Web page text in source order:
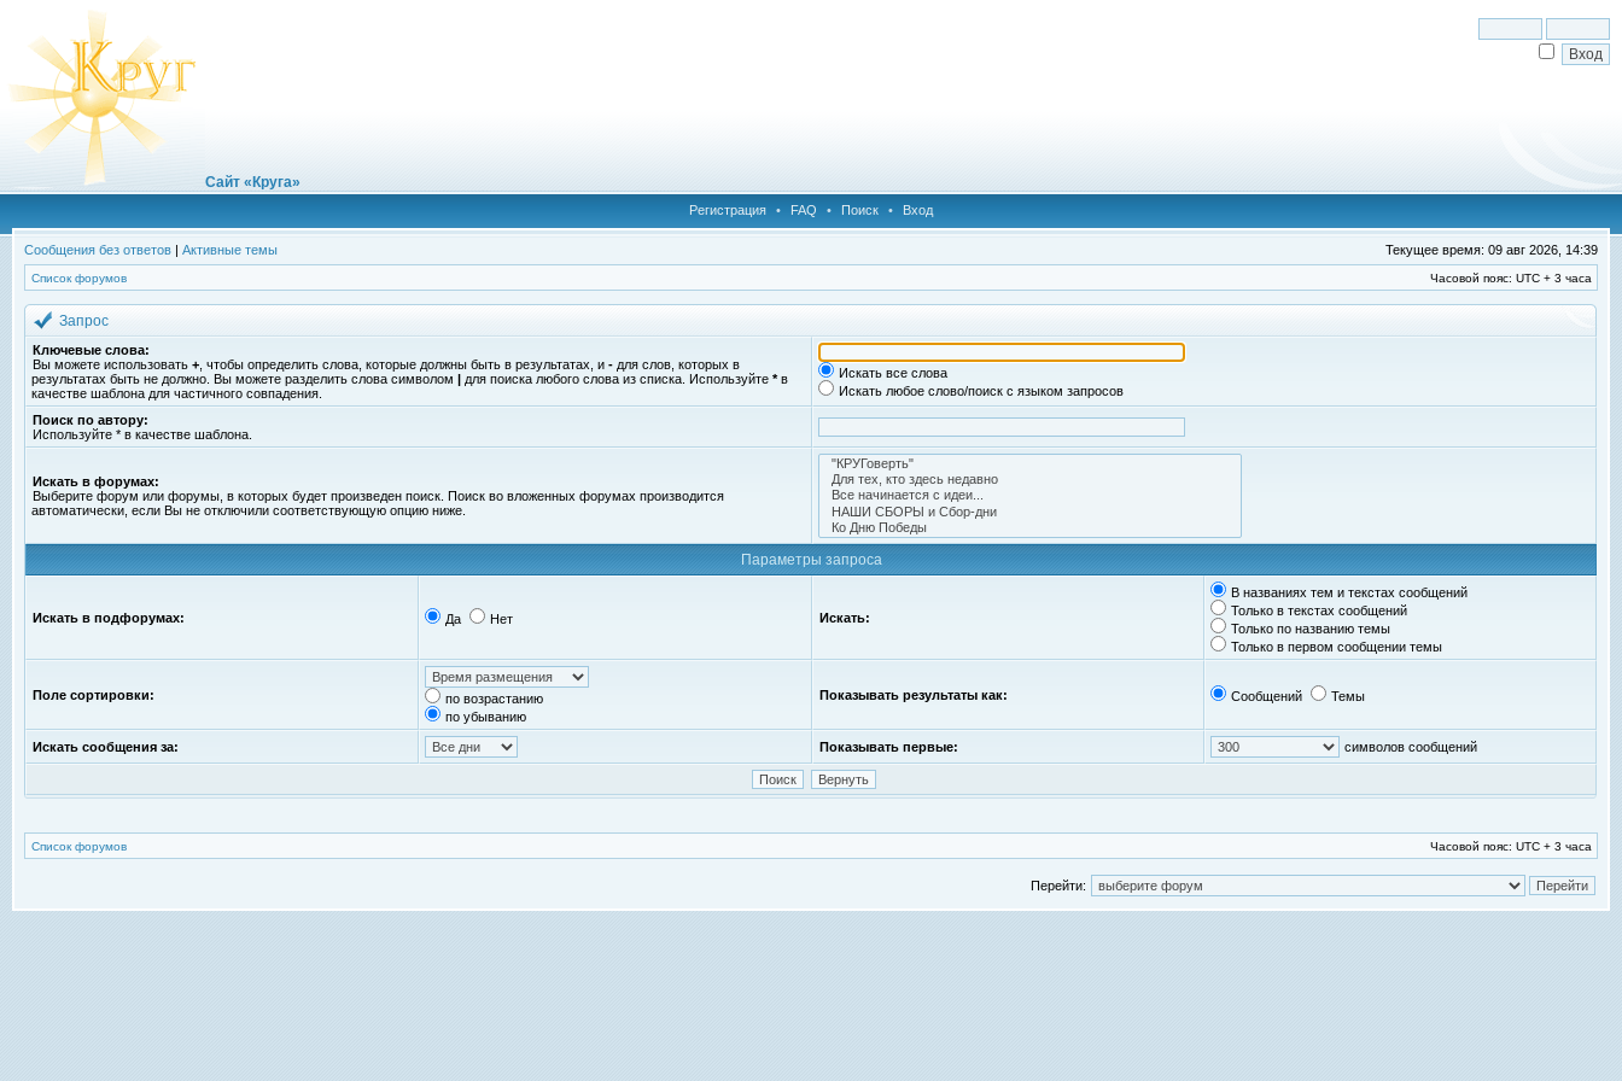
Сайт «Круга»
Регистрация • FAQ • Поиск • Вход
Сообщения без ответов | Активные темы Текущее время: 09 авг 2026, 14:39
Список форумов Часовой пояс: UTC + 3 часа
Запрос
Ключевые слова:
Вы можете использовать + , чтобы определить слова, которые должны быть в результатах, и - для слов, которых в
результатах быть не должно. Вы можете разделить слова символом | для поиска любого слова из списка. Используйте *в
качестве шаблона для частичного совпадения.
Искать все слова
Искать любое слово/поиск с языком запросов
Поиск по автору:
Используйте * в качестве шаблона.
Искать в форумах:
Выберите форум или форумы, в которых будет произведен поиск. Поиск во вложенных форумах производится
автоматически, если Вы не отключили соответствующую опцию ниже.
Параметры запроса
Искать в подфорумах: Да Нет Искать:
В названиях тем и текстах сообщений
Только в текстах сообщений
Только по названию темы
Только в первом сообщении темы
Поле сортировки:
по возрастанию
по убыванию
Показывать результаты как: Сообщений Темы
Искать сообщения за: Показывать первые: символов сообщений
Список форумов Часовой пояс: UTC + 3 часа
Перейти: